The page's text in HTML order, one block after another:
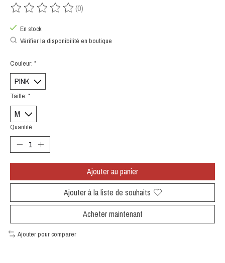
Ce produit est évalué à
(0)
En stock
Vérifier la disponibilité en boutique
Couleur: *
Taille: *
Quantité :
Ajouter au panier
Ajouter à la liste de souhaits
Acheter maintenant
Ajouter pour comparer